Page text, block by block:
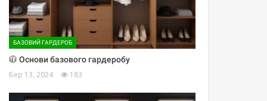
БАЗОВИЙ ГАРДЕРОБ
🧥 Основи базового гардеробу
Бер 13, 2024 183